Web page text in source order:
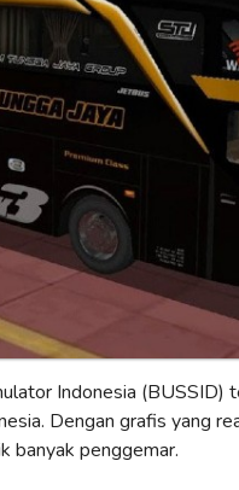
Indonesia (BUSSID)
Dengan grafis yang
banyak penggemar.